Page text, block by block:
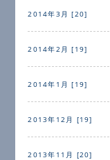
2014年3月 [20]
2014年2月 [19]
2014年1月 [19]
2013年12月 [19]
2013年11月 [20]